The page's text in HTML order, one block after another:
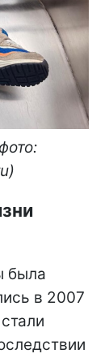
была
в 2007